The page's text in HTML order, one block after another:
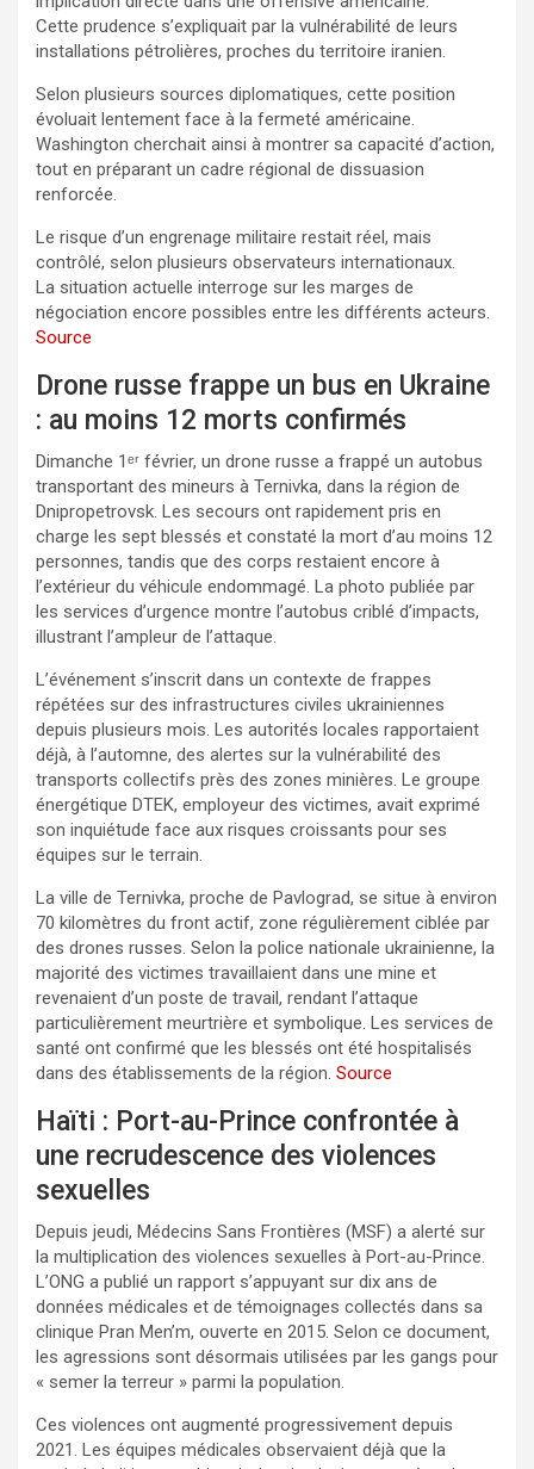
Cette prudence s’expliquait par la vulnérabilité de leurs
installations pétrolières, proches du territoire iranien.
Selon plusieurs sources diplomatiques, cette position
évoluait lentement face à la fermeté américaine.
Washington cherchait ainsi à montrer sa capacité d’action,
tout en préparant un cadre régional de dissuasion
renforcée.
Le risque d’un engrenage militaire restait réel, mais
contrôlé, selon plusieurs observateurs internationaux.
La situation actuelle interroge sur les marges de
négociation encore possibles entre les différents acteurs.
Source
Drone russe frappe un bus en Ukraine
: au moins 12 morts confirmés
Dimanche 1ᵉʳ février, un drone russe a frappé un autobus
transportant des mineurs à Ternivka, dans la région de
Dnipropetrovsk. Les secours ont rapidement pris en
charge les sept blessés et constaté la mort d’au moins 12
personnes, tandis que des corps restaient encore à
l’extérieur du véhicule endommagé. La photo publiée par
les services d’urgence montre l’autobus criblé d’impacts,
illustrant l’ampleur de l’attaque.
L’événement s’inscrit dans un contexte de frappes
répétées sur des infrastructures civiles ukrainiennes
depuis plusieurs mois. Les autorités locales rapportaient
déjà, à l’automne, des alertes sur la vulnérabilité des
transports collectifs près des zones minières. Le groupe
énergétique DTEK, employeur des victimes, avait exprimé
son inquiétude face aux risques croissants pour ses
équipes sur le terrain.
La ville de Ternivka, proche de Pavlograd, se situe à environ
70 kilomètres du front actif, zone régulièrement ciblée par
des drones russes. Selon la police nationale ukrainienne, la
majorité des victimes travaillaient dans une mine et
revenaient d’un poste de travail, rendant l’attaque
particulièrement meurtrière et symbolique. Les services de
santé ont confirmé que les blessés ont été hospitalisés
dans des établissements de la région. Source
Haïti : Port-au-Prince confrontée à
une recrudescence des violences
sexuelles
Depuis jeudi, Médecins Sans Frontières (MSF) a alerté sur
la multiplication des violences sexuelles à Port-au-Prince.
L’ONG a publié un rapport s’appuyant sur dix ans de
données médicales et de témoignages collectés dans sa
clinique Pran Men’m, ouverte en 2015. Selon ce document,
les agressions sont désormais utilisées par les gangs pour
« semer la terreur » parmi la population.
Ces violences ont augmenté progressivement depuis
2021. Les équipes médicales observaient déjà que la